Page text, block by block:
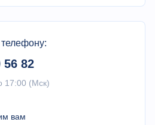
кг
56 82
17:00 (Мск)
вам